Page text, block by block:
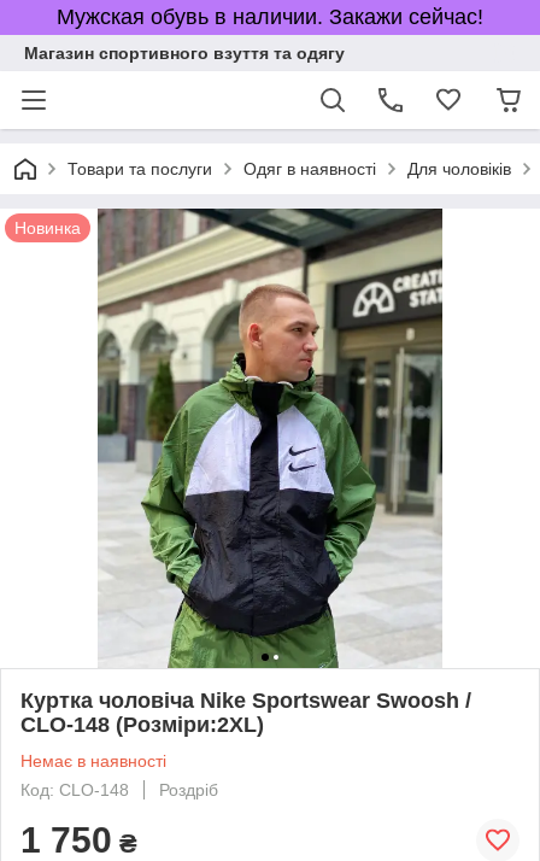
Мужская обувь в наличии. Закажи сейчас!
Магазин спортивного взуття та одягу
Товари та послуги Одяг в наявності Для чоловіків
Новинка
Куртка чоловіча Nike Sportswear Swoosh /
CLO-148 (Розміри:2XL)
Немає в наявності
Код: CLO-148
Роздріб
1 750 ₴